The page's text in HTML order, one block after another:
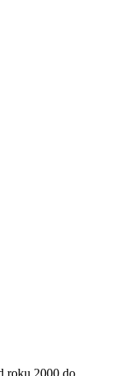
roku 2000 do